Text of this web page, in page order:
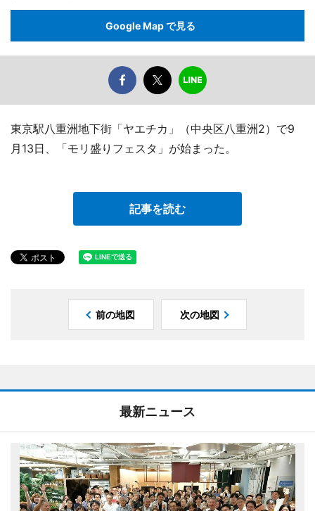
Google Map で見る
東京駅八重洲地下街「ヤエチカ」（中央区八重洲2）で9
月13日、「モリ盛りフェスタ」が始まった。
記事を読む
前の地図 次の地図
最新ニュース